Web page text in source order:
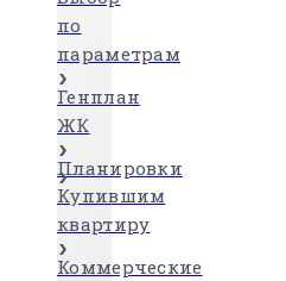
по
параметрам
Генплан
ЖК
Планировки
Купившим
квартиру
Коммерческие